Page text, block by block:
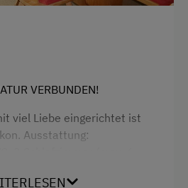
VERBUNDEN!
viel Liebe eingerichtet ist
Ausstattung: